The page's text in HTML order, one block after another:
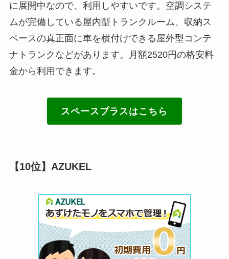
に展開中なので、利用しやすいです。空調システ
ムが完備している屋内型トランクルーム、収納ス
ペースの真正面に車を横付けできる屋外型コンテ
ナトランクなどがあります。月額2520円の格安料
金から利用できます。
スペースプラスはこちら
【10位】AZUKEL